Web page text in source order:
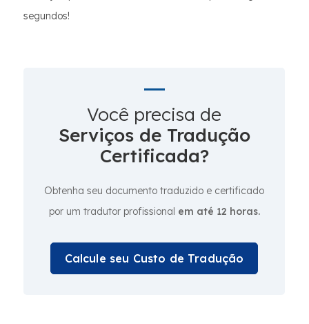
segundos!
Você precisa de
Serviços de Tradução
Certificada?
Obtenha seu documento traduzido e certificado
por um tradutor profissional em até 12 horas.
Calcule seu Custo de Tradução